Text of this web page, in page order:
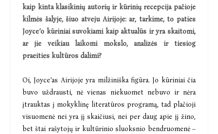
kaip kinta klasikinių autorių ir kūrinių recepcija pačioje
kilmės šalyje, šiuo atveju Airijoje: ar, tarkime, to paties
Joyce’o kūriniai suvokiami kaip aktualūs ir yra skaitomi,
ar jie veikiau laikomi mokslo, analizės ir tiesiog
praeities kultūros dalimi?
Oi, Joyce’as Airijoje yra milžiniška figūra. Jo kūriniai čia
buvo uždrausti, nė vienas niekuomet nebuvo ir nėra
įtrauktas į mokyklinę literatūros programą, tad plačioji
visuomenė nei yra jį skaičiusi, nei per daug apie jį žino,
bet štai rašytojų ir kultūrinio sluoksnio bendruomenė –